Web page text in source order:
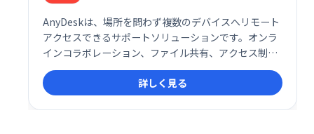
AnyDeskは、場所を問わず複数のデバイスへリモート
アクセスできるサポートソリューションです。オンラ
インコラボレーション、ファイル共有、アクセス制御
などを提供し、快適な操作性と効率的な共同作業を実
現します。ファイルやドキュメントへのスムーズなア
クセスにより、生産性を向上させます。
詳しく見る